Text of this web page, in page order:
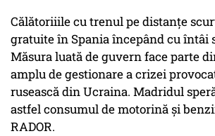
Călătoriiile cu trenul pe distanţe
gratuite în Spania începând cu întâi
Măsura luată de guvern face parte
amplu de gestionare a crizei
rusească din Ucraina. Madridul
astfel consumul de motorină şi
RADOR.